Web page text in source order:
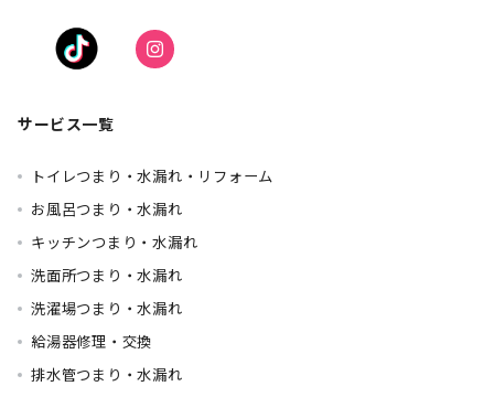
サービス一覧
トイレつまり・水漏れ・リフォーム
お風呂つまり・水漏れ
キッチンつまり・水漏れ
洗面所つまり・水漏れ
洗濯場つまり・水漏れ
給湯器修理・交換
排水管つまり・水漏れ